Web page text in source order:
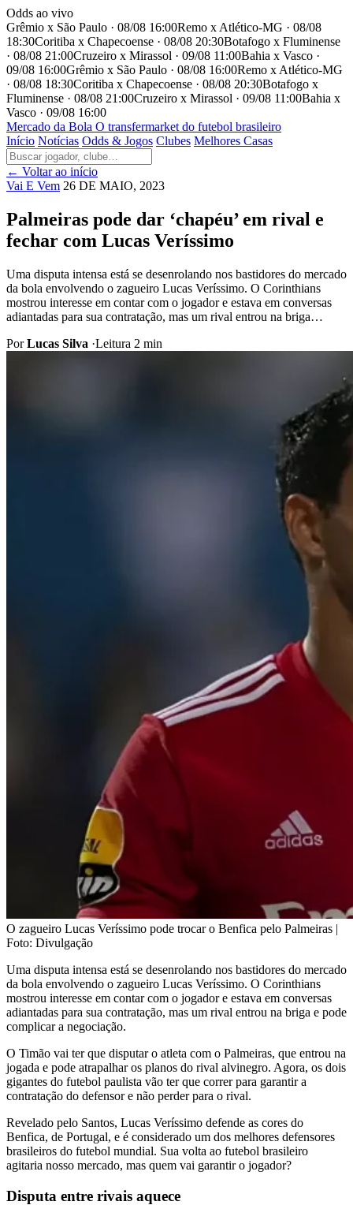
Odds ao vivo
Grêmio x São Paulo · 08/08 16:00Remo x Atlético-MG · 08/08
18:30Coritiba x Chapecoense · 08/08 20:30Botafogo x Fluminense
· 08/08 21:00Cruzeiro x Mirassol · 09/08 11:00Bahia x Vasco ·
09/08 16:00Grêmio x São Paulo · 08/08 16:00Remo x Atlético-MG
· 08/08 18:30Coritiba x Chapecoense · 08/08 20:30Botafogo x
Fluminense · 08/08 21:00Cruzeiro x Mirassol · 09/08 11:00Bahia x
Vasco · 09/08 16:00
Mercado da Bola O transfermarket do futebol brasileiro
Início Notícias Odds & Jogos Clubes Melhores Casas
← Voltar ao início
Vai E Vem 26 DE MAIO, 2023
Palmeiras pode dar ‘chapéu’ em rival e
fechar com Lucas Veríssimo
Uma disputa intensa está se desenrolando nos bastidores do mercado
da bola envolvendo o zagueiro Lucas Veríssimo. O Corinthians
mostrou interesse em contar com o jogador e estava em conversas
adiantadas para sua contratação, mas um rival entrou na briga…
PorLucas Silva ·Leitura 2 min
O zagueiro Lucas Veríssimo pode trocar o Benfica pelo Palmeiras |
Foto: Divulgação
Uma disputa intensa está se desenrolando nos bastidores do mercado
da bola envolvendo o zagueiro Lucas Veríssimo. O Corinthians
mostrou interesse em contar com o jogador e estava em conversas
adiantadas para sua contratação, mas um rival entrou na briga e pode
complicar a negociação.
O Timão vai ter que disputar o atleta com o Palmeiras, que entrou na
jogada e pode atrapalhar os planos do rival alvinegro. Agora, os dois
gigantes do futebol paulista vão ter que correr para garantir a
contratação do defensor e não perder para o rival.
Revelado pelo Santos, Lucas Veríssimo defende as cores do
Benfica, de Portugal, e é considerado um dos melhores defensores
brasileiros do futebol mundial. Sua volta ao futebol brasileiro
agitaria nosso mercado, mas quem vai garantir o jogador?
Disputa entre rivais aquece